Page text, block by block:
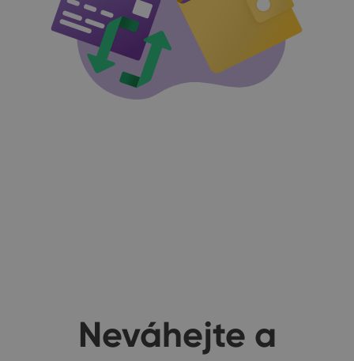
Neváhejte a